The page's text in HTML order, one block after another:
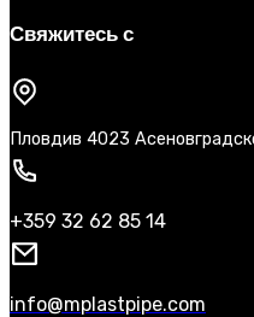
Свяжитесь с
Пловдив 4023
+359 32 62 85 14
info@mplastpipe.com